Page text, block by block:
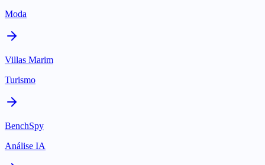
Moda
Villas Marim
Turismo
BenchSpy
Análise IA